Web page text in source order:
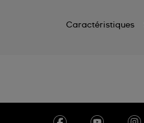
Caractéristiques